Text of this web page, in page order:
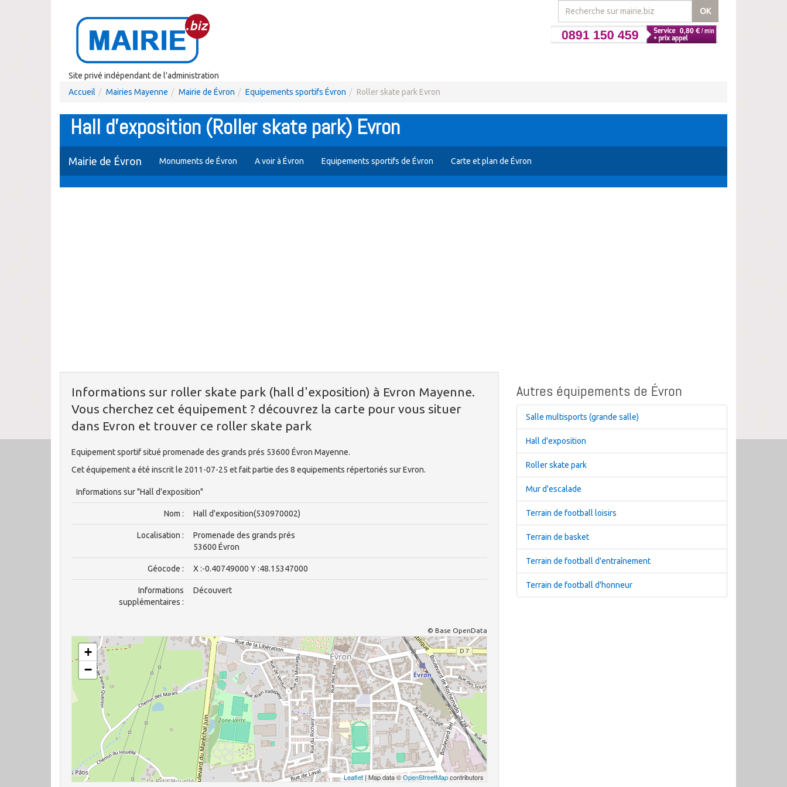
OK
Site privé indépendant de l'administration
Accueil
Mairies Mayenne Mairie de Évron Equipements sportifs Évron Roller skate park Evron
Hall d'exposition (Roller skate park) Evron
Mairie de Évron Monuments de Évron A voir à Évron Equipements sportifs de Évron Carte et plan de Évron
Informations sur roller skate park (hall d'exposition) à Evron Mayenne.
Vous cherchez cet équipement ? découvrez la carte pour vous situer
dans Evron et trouver ce roller skate park
Equipement sportif situé promenade des grands prés 53600 Évron Mayenne.
Cet équipement a été inscrit le 2011-07-25 et fait partie des 8 equipements répertoriés sur Evron.
Informations sur "Hall d'exposition"
Nom : Hall d'exposition(530970002)
Localisation :
Promenade des grands prés
53600 Évron
Géocode : X :-0.40749000 Y :48.15347000
Informations
supplémentaires :
Découvert
© Base OpenData
+
−
Leaflet | Map data ©OpenStreetMapcontributors
Autres équipements de Évron
Salle multisports (grande salle)
Hall d'exposition
Roller skate park
Mur d'escalade
Terrain de football loisirs
Terrain de basket
Terrain de football d'entraînement
Terrain de football d'honneur